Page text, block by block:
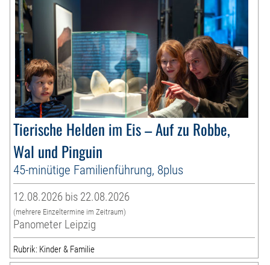
Tierische Helden im Eis – Auf zu Robbe,
Wal und Pinguin
45-minütige Familienführung, 8plus
12.08.2026 bis 22.08.2026
(mehrere Einzeltermine im Zeitraum)
Panometer Leipzig
Rubrik: Kinder & Familie